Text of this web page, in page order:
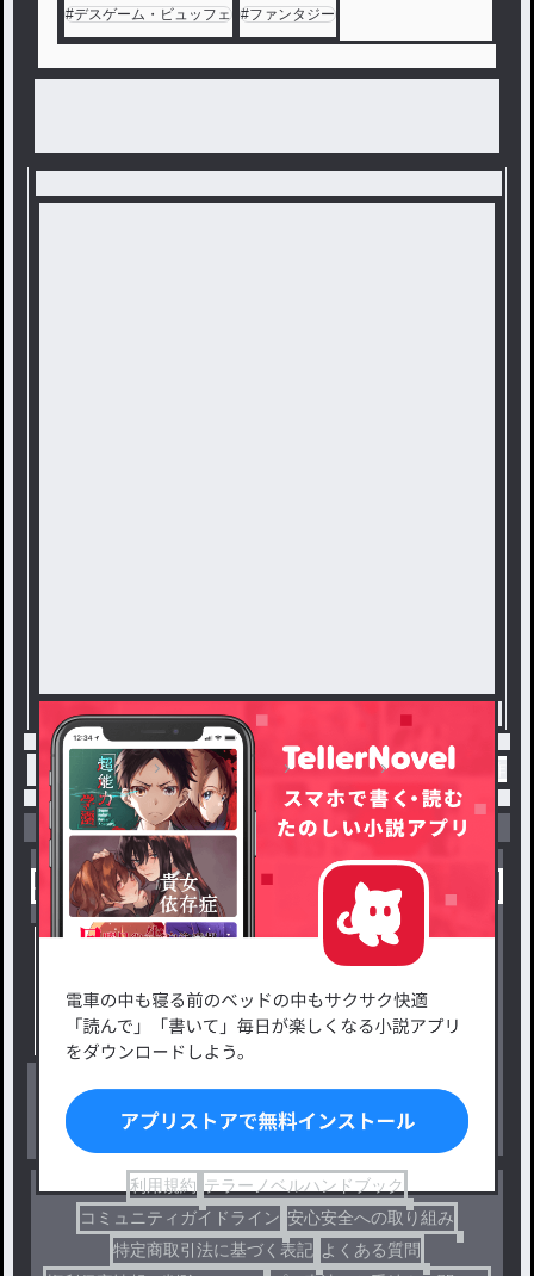
#デスゲーム・ビュッフェ #ファンタジー
トップ デスゲーム 呪感染 #3 第3話 / 作者
小説を探す
新着小説一覧
小説コンテスト応募・公募
出版・メディアミックス作品
ジャンルから探す
恋愛・ロマンス
ファンタジー・異世界・SF
ホラー・ミステリー
コメディ
利用規約 テラーノベルハンドブック
コミュニティガイドライン 安心安全への取り組み
特定商取引法に基づく表記 よくある質問